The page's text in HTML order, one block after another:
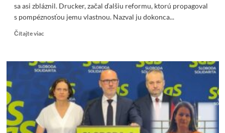
sa asi zbláznil. Drucker, začal ďalšiu reformu, ktorú propagoval
s pompéznosťou jemu vlastnou. Nazval ju dokonca...
Čítajte viacRead
Druckerova
„Pseudoreforma“
Školstva:
Návrat
Totality
Alebo
Kolektívne
Šialenstvo?